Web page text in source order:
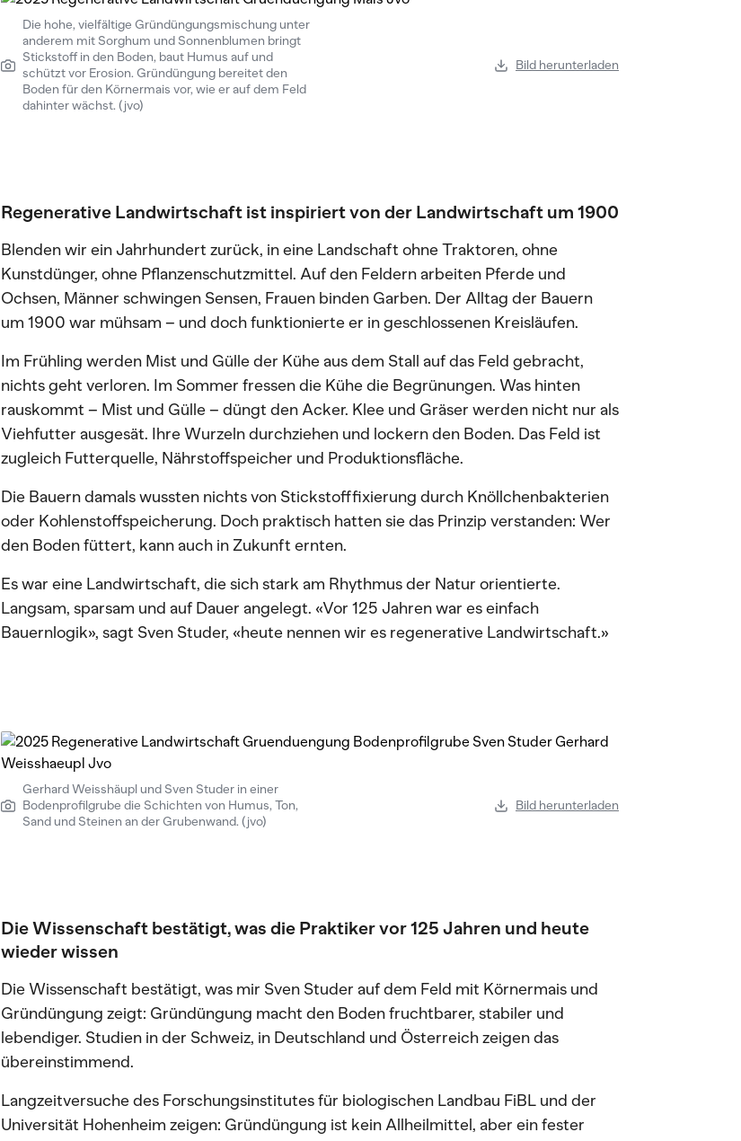
Die hohe, vielfältige Gründüngungsmischung unter
anderem mit Sorghum und Sonnenblumen bringt
Stickstoff in den Boden, baut Humus auf und
schützt vor Erosion. Gründüngung bereitet den
Boden für den Körnermais vor, wie er auf dem Feld
dahinter wächst. (jvo)
Bild herunterladen
Regenerative Landwirtschaft ist inspiriert von der Landwirtschaft um 1900
Blenden wir ein Jahrhundert zurück, in eine Landschaft ohne Traktoren, ohne
Kunstdünger, ohne Pflanzenschutzmittel. Auf den Feldern arbeiten Pferde und
Ochsen, Männer schwingen Sensen, Frauen binden Garben. Der Alltag der Bauern
um 1900 war mühsam – und doch funktionierte er in geschlossenen Kreisläufen.
Im Frühling werden Mist und Gülle der Kühe aus dem Stall auf das Feld gebracht,
nichts geht verloren. Im Sommer fressen die Kühe die Begrünungen. Was hinten
rauskommt – Mist und Gülle – düngt den Acker. Klee und Gräser werden nicht nur als
Viehfutter ausgesät. Ihre Wurzeln durchziehen und lockern den Boden. Das Feld ist
zugleich Futterquelle, Nährstoffspeicher und Produktionsfläche.
Die Bauern damals wussten nichts von Stickstofffixierung durch Knöllchenbakterien
oder Kohlenstoffspeicherung. Doch praktisch hatten sie das Prinzip verstanden: Wer
den Boden füttert, kann auch in Zukunft ernten.
Es war eine Landwirtschaft, die sich stark am Rhythmus der Natur orientierte.
Langsam, sparsam und auf Dauer angelegt. «Vor 125 Jahren war es einfach
Bauernlogik», sagt Sven Studer, «heute nennen wir es regenerative Landwirtschaft.»
Gerhard Weisshäupl und Sven Studer in einer
Bodenprofilgrube die Schichten von Humus, Ton,
Sand und Steinen an der Grubenwand. (jvo)
Bild herunterladen
Die Wissenschaft bestätigt, was die Praktiker vor 125 Jahren und heute
wieder wissen
Die Wissenschaft bestätigt, was mir Sven Studer auf dem Feld mit Körnermais und
Gründüngung zeigt: Gründüngung macht den Boden fruchtbarer, stabiler und
lebendiger. Studien in der Schweiz, in Deutschland und Österreich zeigen das
übereinstimmend.
Langzeitversuche des Forschungsinstitutes für biologischen Landbau FiBL und der
Universität Hohenheim zeigen: Gründüngung ist kein Allheilmittel, aber ein fester